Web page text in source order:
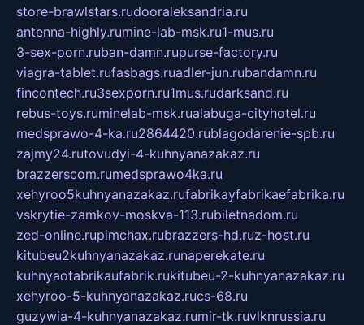
store-brawlstars.rudooraleksandria.ru
antenna-highly.rumine-lab-msk.ru1-mus.ru
3-sex-porn.ruban-damn.rupurse-factory.ru
viagra-tablet.rufasbags.ruadler-jun.rubandamn.ru
fincontech.ru3sexporn.ru1mus.rudarksand.ru
rebus-toys.ruminelab-msk.rualabuga-cityhotel.ru
medsprawo-4-ka.ru2864420.rublagodarenie-spb.ru
zajmy24.rutovudyi-4-kuhnyanazakaz.ru
brazzerscom.rumedsprawo4ka.ru
xehyroo5kuhnyanazakaz.rufabrikayfabrikaefabrika.ru
vskrytie-zamkov-moskva-113.rubiletnadom.ru
zed-online.rupimchax.rubrazzers-hd.ruz-host.ru
kitubeu2kuhnyanazakaz.runaperekate.ru
kuhnyaofabrikaufabrik.rukitubeu-2-kuhnyanazakaz.ru
xehyroo-5-kuhnyanazakaz.rucs-68.ru
guzywia-4-kuhnyanazakaz.rumir-tk.ruvlknrussia.ru